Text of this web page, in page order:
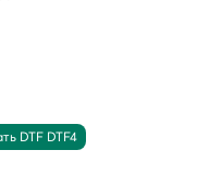
DTF DTF4